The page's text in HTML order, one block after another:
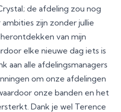
de afdeling zou nog
zijn zonder jullie
van mijn
elke nieuwe dag iets is
aan alle afdelingsmanagers
om onze afdelingen
onze banden en het
Dank je wel Terence